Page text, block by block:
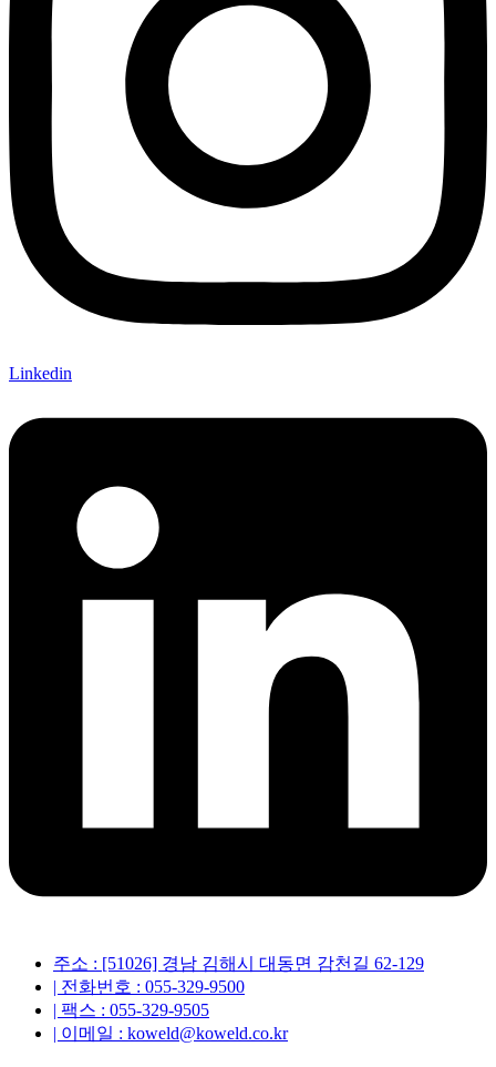
Linkedin
주소 : [51026] 경남 김해시 대동면 감천길 62-129
| 전화번호 : 055-329-9500
| 팩스 : 055-329-9505
| 이메일 : koweld@koweld.co.kr